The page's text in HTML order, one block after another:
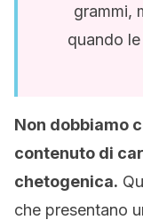
grammi,
quando
Non dobbiamo
contenuto di
chetogenica.
che presentano